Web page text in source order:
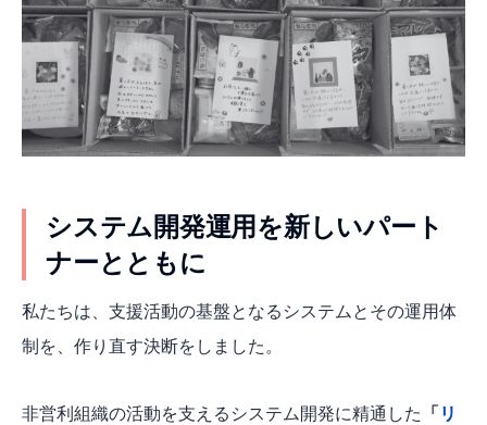
システム開発運用を新しいパート
ナーとともに
私たちは、支援活動の基盤となるシステムとその運用体
制を、作り直す決断をしました。
非営利組織の活動を支えるシステム開発に精通した 「 リ